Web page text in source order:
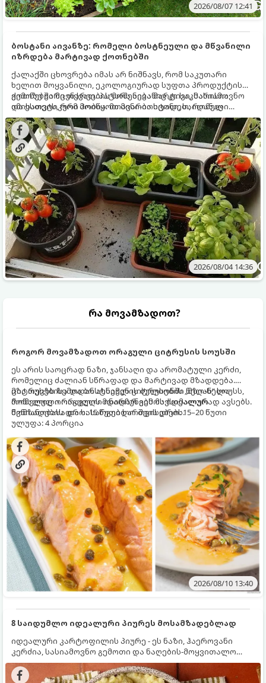
2026/08/07 12:41
ბოსტანი აივანზე: რომელი ბოსტნეული და მწვანილი
იზრდება მარტივად ქოთნებში
ქალაქში ცხოვრება იმას არ ნიშნავს, რომ საკუთარი
ხელით მოყვანილი, ეკოლოგიურად სუფთა პროდუქტის
გემოზე უარი თქვათ. პატარა აივანიც კი საკმარისია
იმისათვის, რომ მოიწყოთ მინი-ბოსტანი, საიდანაც
ყოველდღიურად ახალ, არომატულ მწვანილსა და
ბოსტნეულს მოკრეფთ.
ქოთნებში მცენარეების მოშენება მარტივი, სასიამოვნო
და ესთეტიკური ჰობია. მთავარია იცოდეთ, რომელი
კულტურები ეგუებიან ქოთნის პირობებს ყველაზე კარგად
და როგორ მოუაროთ მათ სწორად.
2026/08/04 14:36
რა მოვამზადოთ?
როგორ მოვამზადოთ ორაგული ციტრუსის სოუსში
ეს არის საოცრად ნაზი, ჯანსაღი და არომატული კერძი,
რომელიც ძალიან სწრაფად და მარტივად მზადდება.
ციტრუსებისა და ბოსტნეულის ბულიონში ნელ-ნელა
მოწალული ორაგული ინარჩუნებს მაქსიმალურ
წვნიანობასა და სასარგებლო თვისებებს.
მზა თევზს ზემოდან ასხამენ ციტრუსების „მზიან“ სოუსს,
რომელიც ორაგულის მდიდარ გემოს იდეალურად ავსებს.
მომზადების დრო: 15 წუთი ხარშვის დრო: 15–20 წუთი
ულუფა: 4 პორცია
2026/08/10 13:40
8 საიდუმლო იდეალური პიურეს მოსამზადებლად
იდეალური კარტოფილის პიურე - ეს ნაზი, ჰაეროვანი
კერძია, სასიამოვნო გემოთი და ნაღების-მოყვითალო
ფერით. მისი მომზადება ძალიან მარტივია, მაგრამ
არსებობს რამდენიმე საიდუმლო, რომლებიც უნდა